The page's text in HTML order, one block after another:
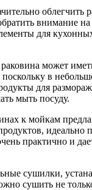
облегчить
внимание
для
может
в
для
мыть посуду.
к мойкам
идеально
практично и
сушилки,
сушить не